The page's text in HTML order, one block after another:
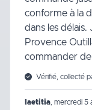
conforme à la
dans les
Provence
commander
Vérifié, collecté
laetitia mercredi 5